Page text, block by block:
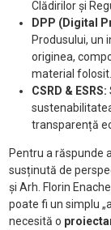
Clădirilor și
DPP (Digital
Produsului, un
originea,
material folosit.
CSRD & ESRS:
transparență
Pentru a răspunde
susținută de
și Arh. Florin
poate fi un simplu
necesită o